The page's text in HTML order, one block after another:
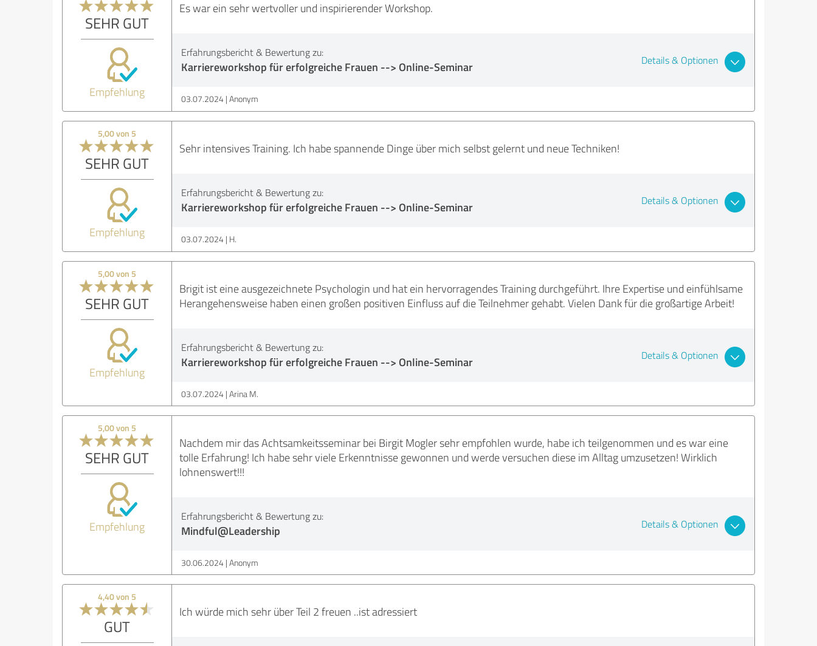
SEHR GUT
Empfehlung
Es war ein sehr wertvoller und inspirierender Workshop.
Erfahrungsbericht & Bewertung zu:
Karriereworkshop für erfolgreiche Frauen --> Online-Seminar Details & Optionen
03.07.2024 Anonym
5,00 von 5
SEHR GUT
Empfehlung
Sehr intensives Training. Ich habe spannende Dinge über mich selbst gelernt und neue Techniken!
Erfahrungsbericht & Bewertung zu:
Karriereworkshop für erfolgreiche Frauen --> Online-Seminar Details & Optionen
03.07.2024 H.
5,00 von 5
SEHR GUT
Empfehlung
Brigit ist eine ausgezeichnete Psychologin und hat ein hervorragendes Training durchgeführt. Ihre Expertise und einfühlsame
Herangehensweise haben einen großen positiven Einfluss auf die Teilnehmer gehabt. Vielen Dank für die großartige Arbeit!
Erfahrungsbericht & Bewertung zu:
Karriereworkshop für erfolgreiche Frauen --> Online-Seminar Details & Optionen
03.07.2024 Arina M.
5,00 von 5
SEHR GUT
Empfehlung
Nachdem mir das Achtsamkeitsseminar bei Birgit Mogler sehr empfohlen wurde, habe ich teilgenommen und es war eine
tolle Erfahrung! Ich habe sehr viele Erkenntnisse gewonnen und werde versuchen diese im Alltag umzusetzen! Wirklich
lohnenswert!!!
Erfahrungsbericht & Bewertung zu:
Mindful@Leadership Details & Optionen
30.06.2024 Anonym
4,40 von 5
GUT
Ich würde mich sehr über Teil 2 freuen ..ist adressiert